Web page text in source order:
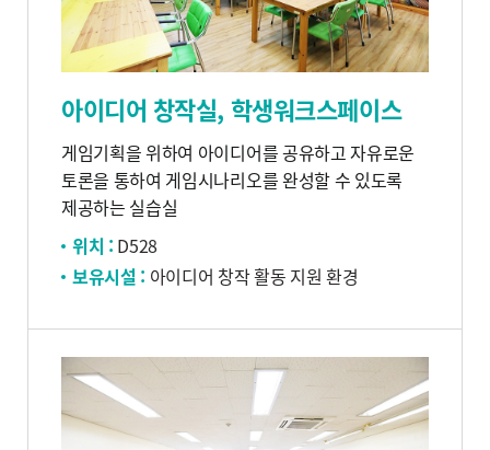
아이디어 창작실, 학생워크스페이스
게임기획을 위하여 아이디어를 공유하고 자유로운
토론을 통하여 게임시나리오를 완성할 수 있도록
제공하는 실습실
위치 : D528
보유시설 : 아이디어 창작 활동 지원 환경